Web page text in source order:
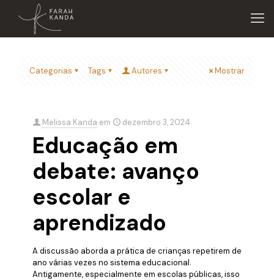
Categorias Tags Autores Mostrar
Melissa Kanda em dezembro 3, 2024
Educação em
debate: avanço
escolar e
aprendizado
A discussão aborda a prática de crianças repetirem de
ano várias vezes no sistema educacional.
Antigamente, especialmente em escolas públicas, isso